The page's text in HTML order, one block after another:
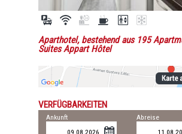
Aparthotel, bestehend aus 195
Suites Appart Hôtel
VERFÜGBARKEITEN
Ankunft Abreise